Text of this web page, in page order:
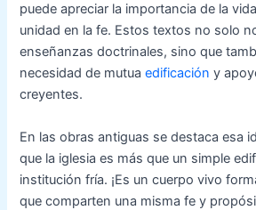
puede apreciar la importancia de la
unidad en la fe. Estos textos no solo
enseñanzas doctrinales, sino que
necesidad de mutuaedificación y
creyentes.
En las obras antiguas se destaca esa
que la iglesia es más que un simple
institución fría. ¡Es un cuerpo vivo
que comparten una misma fe y